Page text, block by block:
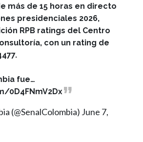
más de 15 horas en directo
presidenciales 2026,
RPB ratings del Centro
con un rating de
fue…
0D4FNmV2Dx
(@SenalColombia) June 7,